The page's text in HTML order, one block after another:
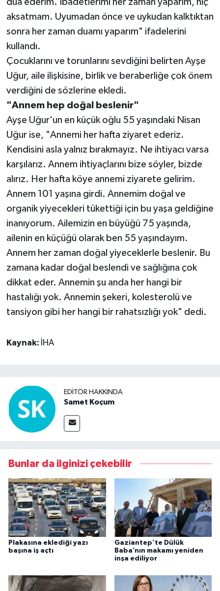
aksatmam. Uyumadan önce ve uykudan kalktıktan
sonra her zaman duamı yaparım" ifadelerini
kullandı.
Çocuklarını ve torunlarını sevdiğini belirten Ayşe
Uğur, aile ilişkisine, birlik ve beraberliğe çok önem
verdiğini de sözlerine ekledi.
"Annem hep doğal beslenir"
Ayşe Uğur'un en küçük oğlu 55 yaşındaki Nisan
Uğur ise, "Annemi her hafta ziyaret ederiz.
Kendisini asla yalnız bırakmayız. Ne ihtiyacı varsa
karşılarız. Annem ihtiyaçlarını bize söyler, bizde
alırız. Her hafta köye annemi ziyarete gelirim.
Annem 101 yaşına girdi. Annemim doğal ve
organik yiyecekleri tükettiği için bu yaşa geldiğine
inanıyorum. Ailemizin en büyüğü 75 yaşında,
ailenin en küçüğü olarak ben 55 yaşındayım.
Annem her zaman doğal yiyeceklerle beslenir. Bu
zamana kadar doğal beslendi ve sağlığına çok
dikkat eder. Annemin şu anda her hangi bir
hastalığı yok. Annemin şekeri, kolesterolü ve
tansiyon gibi her hangi bir rahatsızlığı yok" dedi.
Kaynak: İHA
EDITÖR HAKKINDA
Samet Koçum
Bunlar da ilginizi çekebilir
Plakasına eklediği yazı
başına iş açtı
Gaziantep’te Dülük
Baba’nın makamı yeniden
inşa ediliyor